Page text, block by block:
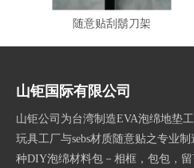
随意贴刮鬍刀架
山钜国际有限公司
山钜公司为台湾制造EVA泡绵地垫
玩具工厂与sebs材质随意贴之专业
种DIY泡绵材料包－相框，包包，留